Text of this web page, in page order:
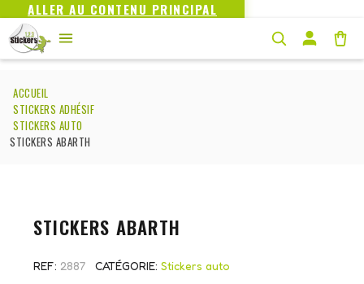
ALLER AU CONTENU PRINCIPAL
ACCUEIL
STICKERS ADHÉSIF
STICKERS AUTO
STICKERS ABARTH
STICKERS ABARTH
REF 2887 CATÉGORIE Stickers auto